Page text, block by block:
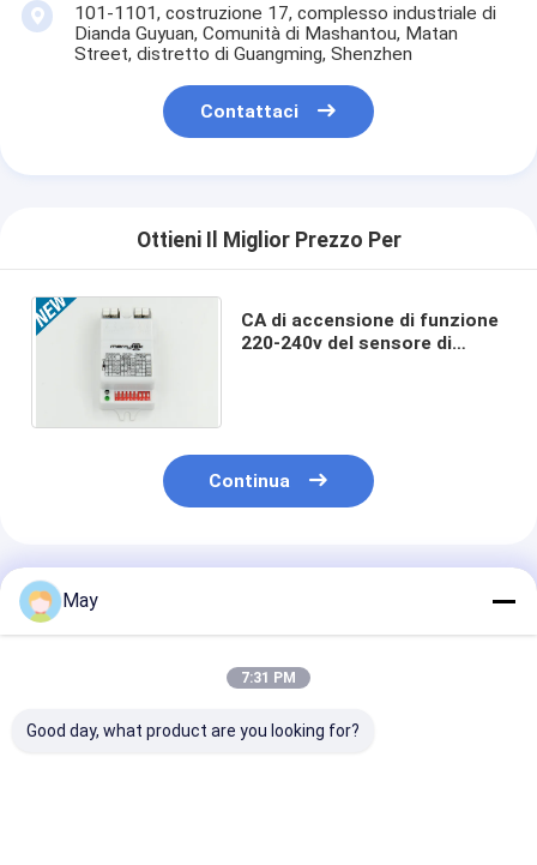
101-1101, costruzione 17, complesso industriale di
Dianda Guyuan, Comunità di Mashantou, Matan
Street, distretto di Guangming, Shenzhen
Contattaci
Ottieni Il Miglior Prezzo Per
CA di accensione di funzione
220-240v del sensore di
Continua
Prodotti Raccomandati
May
7:31 PM
Good day, what product are you looking for?